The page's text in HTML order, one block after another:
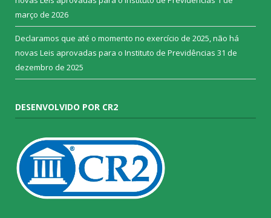
março de 2026
Declaramos que até o momento no exercício de 2025, não há
novas Leis aprovadas para o Instituto de Previdências 31 de
dezembro de 2025
DESENVOLVIDO POR CR2